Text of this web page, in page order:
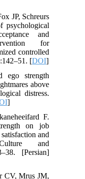
JP, Schreurs
psychological
and
for
controlled
[DOI
ego strength
above
distress.
F.
on job
satisfaction and
and
[Persian]
CV, Mrus JM,